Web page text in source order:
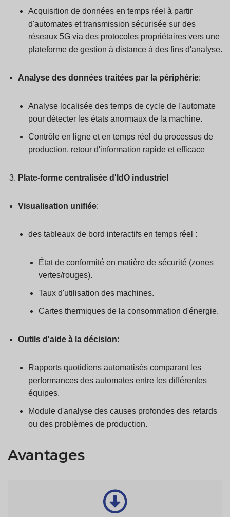
Acquisition de données en temps réel à partir
d'automates et transmission sécurisée sur des
réseaux 5G via des protocoles propriétaires vers une
plateforme de gestion à distance à des fins d'analyse.
Analyse des données traitées par la périphérie:
Analyse localisée des temps de cycle de l'automate
pour détecter les états anormaux de la machine.
Contrôle en ligne et en temps réel du processus de
production, retour d'information rapide et efficace
Plate-forme centralisée d'IdO industriel
Visualisation unifiée:
des tableaux de bord interactifs en temps réel :
État de conformité en matière de sécurité (zones
vertes/rouges).
Taux d'utilisation des machines.
Cartes thermiques de la consommation d'énergie.
Outils d'aide à la décision:
Rapports quotidiens automatisés comparant les
performances des automates entre les différentes
équipes.
Module d'analyse des causes profondes des retards
ou des problèmes de production.
Avantages